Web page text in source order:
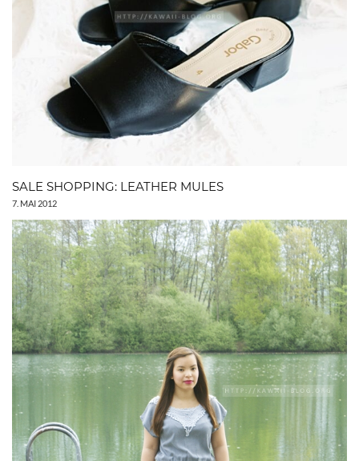
SALE SHOPPING: LEATHER MULES
7. MAI 2012